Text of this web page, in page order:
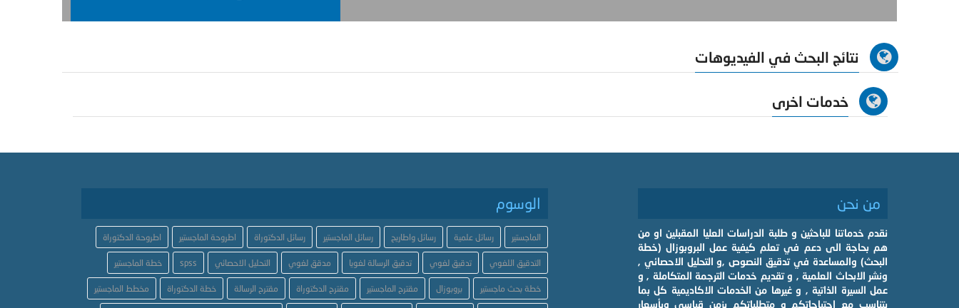
نتائج البحث في الفيديوهات
خدمات اخرى
من نحن
نقدم خدماتنا للباحثين و طلبة الدراسات العليا المقبلين او من
هم بحاجة الى دعم في تعلم كيفية عمل البروبوزال (خطة
البحث) والمساعدة في تدقيق النصوص ,و التحليل الاحصائي ,
ونشر الابحاث العلمية , و تقديم خدمات الترجمة المتكاملة , و
عمل السيرة الذاتية , و غيرها من الخدمات الاكاديمية كل بما
يتناسب مع احتياجاتكم و متطلباتكم بزمن قياسي وبأسعار
الوسوم
الماجستير رسائل علمية رسائل واطاريح رسائل الماجستير رسائل الدكتوراة اطروحة الماجستير اطروحة الدكتوراة
التدقيق اللغوي تدقيق لغوي تدقيق الرسالة لغويا مدقق لغوي التحليل الاحصائي spss خطة الماجستير
خطة بحث ماجستير بروبوزال مقترح الماجستير مقترح الدكتوراة مقترح الرسالة خطة الدكتوراة مخطط الماجستير